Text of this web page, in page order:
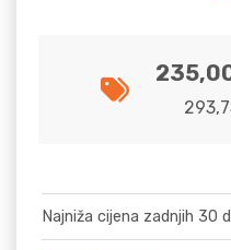
Najniža cijena zadnjih 30